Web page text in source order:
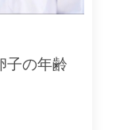
子の年齢